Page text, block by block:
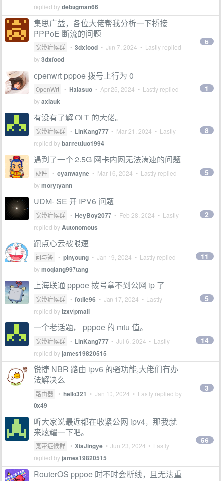
replied bydebugman66
集思广益，各位大佬帮我分析一下桥接
PPPoE 断流的问题
宽带症候群 • 3dxfood • Jun 7, 2024 • Lastly replied
by3dxfood
6
openwrt pppoe 拨号上行为 0
OpenWrt • Halasuo • Apr 25, 2024 • Lastly replied
byaxiauk
1
有没有了解 OLT 的大佬。
宽带症候群 • LinKang777 • Mar 21, 2024 • Lastly
replied bybarnettluo1994
8
遇到了一个 2.5G 网卡内网无法满速的问题
硬件 • cyanwayne • Mar 16, 2024 • Lastly replied
bymorytyann
5
UDM- SE 开 IPV6 问题
宽带症候群 • HeyBoy2077 • Feb 28, 2024 • Lastly
replied byAutonomous
2
跑点心云被限速
问与答 • pinyoung • Jan 19, 2024 • Lastly replied
bymoqiang997tang
11
上海联通 pppoe 拨号拿不到公网 ip 了
宽带症候群 • fotile96 • Jan 17, 2024 • Lastly
replied bylzxvipmail
5
一个老话题， pppoe 的 mtu 值。
宽带症候群 • LinKang777 • Jul 6, 2024 • Lastly
replied by james19820515
14
锐捷 NBR 路由 ipv6 的骚功能,大佬们有办
法解决么
路由器 • hello321 • Jan 10, 2024 • Lastly replied by
0x49
3
听大家说最近都在收紧公网 ipv4，那我就
来炫耀一下吧。
宽带症候群 • XiaJingye • Jun 23, 2024 • Lastly
replied by james19820515
56
RouterOS pppoe 时不时会断线，且无法重